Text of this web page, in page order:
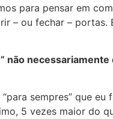
para pensar em
– ou fechar – portas.
não
sempres” que eu
5 vezes maior do